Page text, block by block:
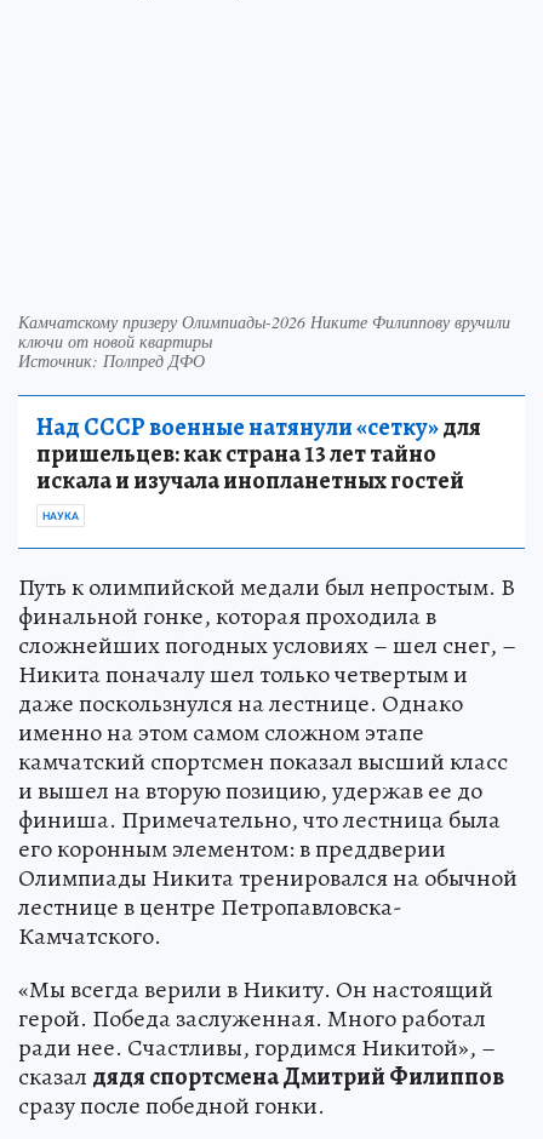
Камчатскому призеру Олимпиады-2026 Никите Филиппову вручили
ключи от новой квартиры
Источник: Полпред ДФО
Над СССР военные натянули «сетку»для
пришельцев: как страна 13 лет тайно
искала и изучала инопланетных гостей
НАУКА
Путь к олимпийской медали был непростым. В
финальной гонке, которая проходила в
сложнейших погодных условиях – шел снег, –
Никита поначалу шел только четвертым и
даже поскользнулся на лестнице. Однако
именно на этом самом сложном этапе
камчатский спортсмен показал высший класс
и вышел на вторую позицию, удержав ее до
финиша. Примечательно, что лестница была
его коронным элементом: в преддверии
Олимпиады Никита тренировался на обычной
лестнице в центре Петропавловска-
Камчатского.
«Мы всегда верили в Никиту. Он настоящий
герой. Победа заслуженная. Много работал
ради нее. Счастливы, гордимся Никитой», –
сказал дядя спортсмена Дмитрий Филиппов
сразу после победной гонки.